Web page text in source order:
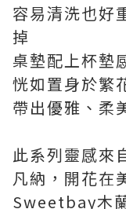
容易清洗也好
掉
桌墊配上杯墊
恍如置身於繁
帶出優雅、柔
此系列靈感來
凡納，開花在
Sweetbay木